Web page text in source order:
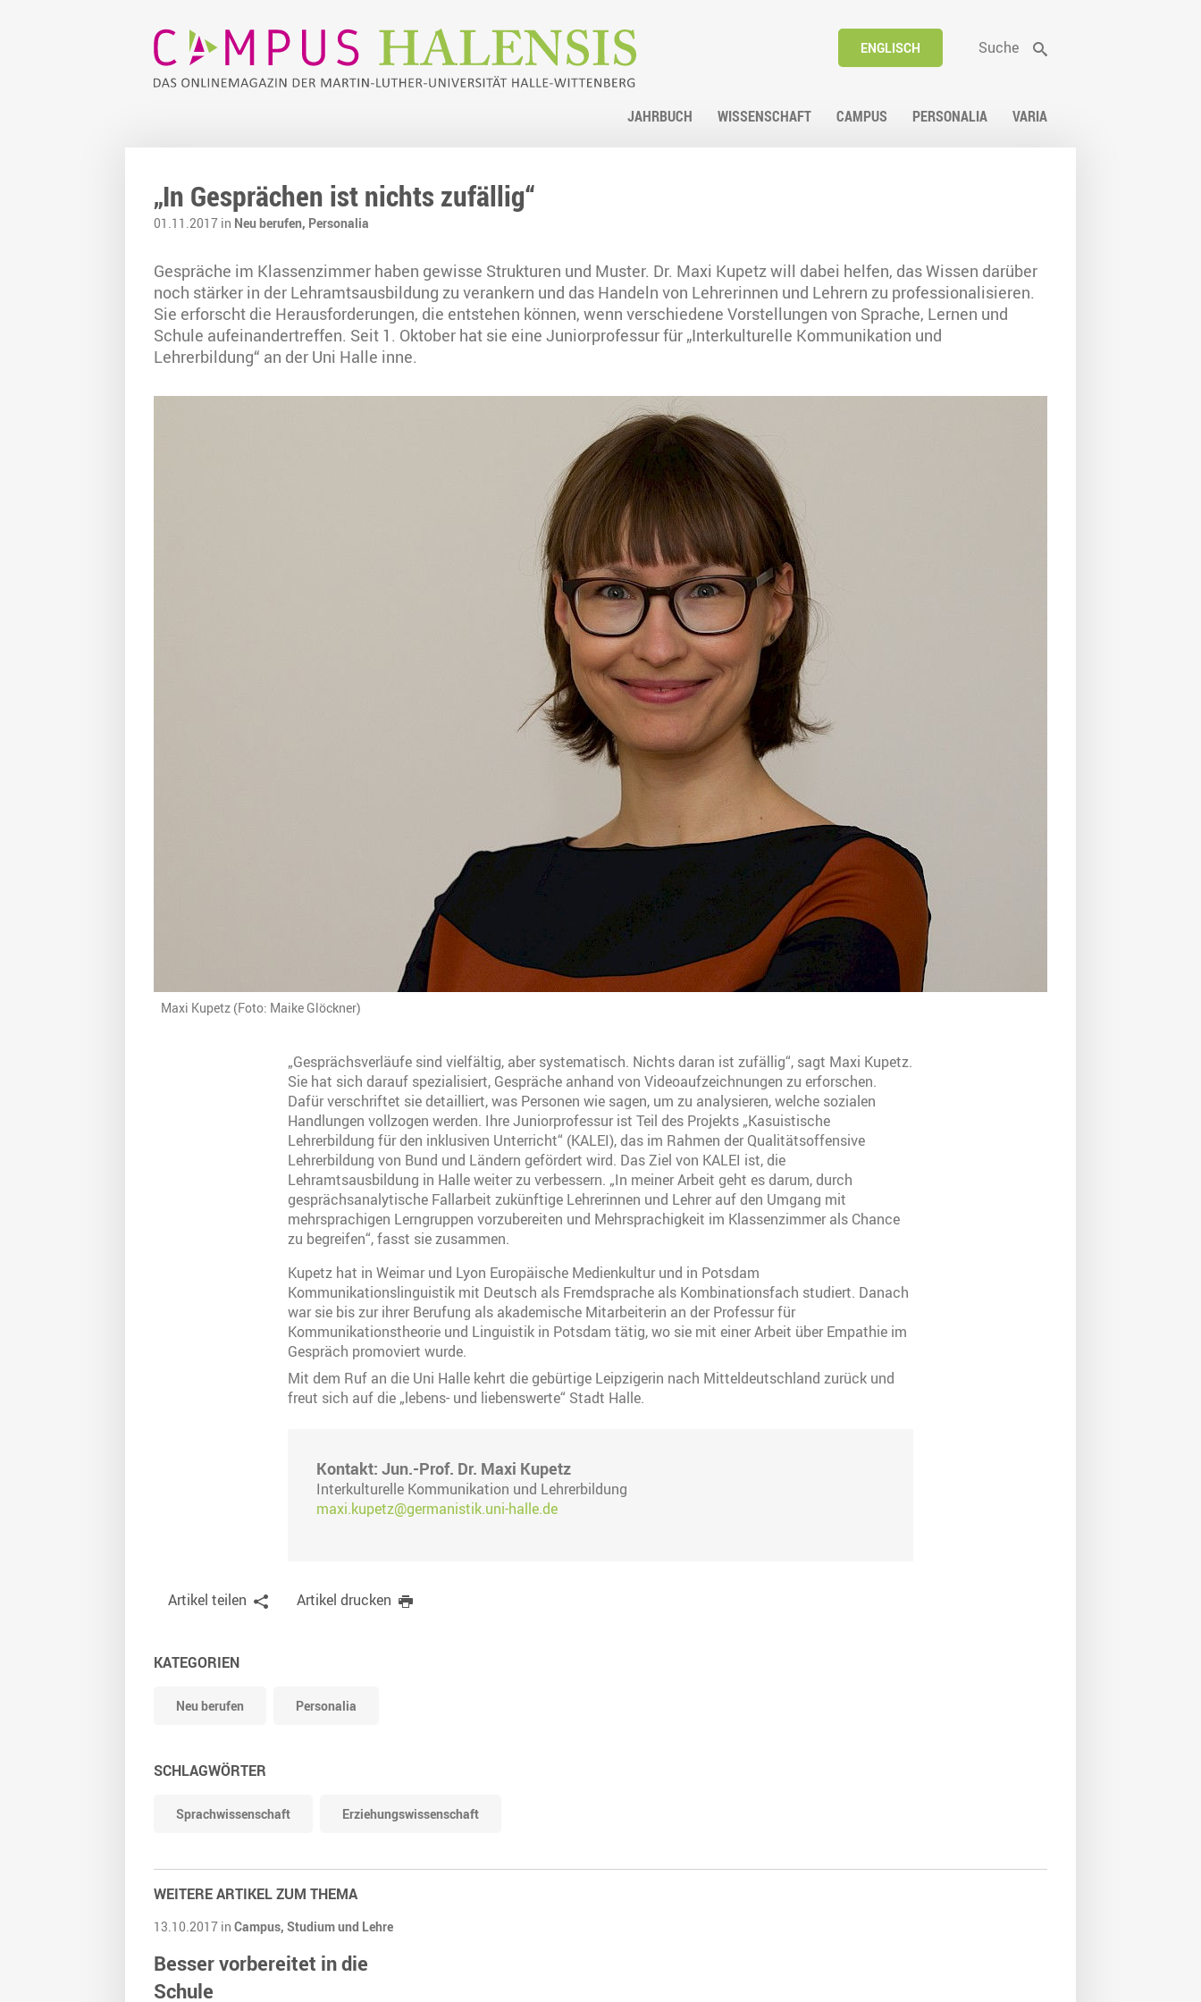
ENGLISCH Suche
JAHRBUCH WISSENSCHAFT CAMPUS PERSONALIA VARIA
„In Gesprächen ist nichts zufällig“
01.11.2017 in Neu berufen, Personalia
Gespräche im Klassenzimmer haben gewisse Strukturen und Muster. Dr. Maxi Kupetz will dabei helfen, das Wissen darüber
noch stärker in der Lehramtsausbildung zu verankern und das Handeln von Lehrerinnen und Lehrern zu professionalisieren.
Sie erforscht die Herausforderungen, die entstehen können, wenn verschiedene Vorstellungen von Sprache, Lernen und
Schule aufeinandertreffen. Seit 1. Oktober hat sie eine Juniorprofessur für „Interkulturelle Kommunikation und
Lehrerbildung“ an der Uni Halle inne.
Maxi Kupetz (Foto: Maike Glöckner)
„Gesprächsverläufe sind vielfältig, aber systematisch. Nichts daran ist zufällig“, sagt Maxi Kupetz.
Sie hat sich darauf spezialisiert, Gespräche anhand von Videoaufzeichnungen zu erforschen.
Dafür verschriftet sie detailliert, was Personen wie sagen, um zu analysieren, welche sozialen
Handlungen vollzogen werden. Ihre Juniorprofessur ist Teil des Projekts „Kasuistische
Lehrerbildung für den inklusiven Unterricht“ (KALEI), das im Rahmen der Qualitätsoffensive
Lehrerbildung von Bund und Ländern gefördert wird. Das Ziel von KALEI ist, die
Lehramtsausbildung in Halle weiter zu verbessern. „In meiner Arbeit geht es darum, durch
gesprächsanalytische Fallarbeit zukünftige Lehrerinnen und Lehrer auf den Umgang mit
mehrsprachigen Lerngruppen vorzubereiten und Mehrsprachigkeit im Klassenzimmer als Chance
zu begreifen“, fasst sie zusammen.
Kupetz hat in Weimar und Lyon Europäische Medienkultur und in Potsdam
Kommunikationslinguistik mit Deutsch als Fremdsprache als Kombinationsfach studiert. Danach
war sie bis zur ihrer Berufung als akademische Mitarbeiterin an der Professur für
Kommunikationstheorie und Linguistik in Potsdam tätig, wo sie mit einer Arbeit über Empathie im
Gespräch promoviert wurde.
Mit dem Ruf an die Uni Halle kehrt die gebürtige Leipzigerin nach Mitteldeutschland zurück und
freut sich auf die „lebens- und liebenswerte“ Stadt Halle.
Kontakt: Jun.-Prof. Dr. Maxi Kupetz
Interkulturelle Kommunikation und Lehrerbildung
maxi.kupetz@germanistik.uni-halle.de
Artikel teilen Artikel drucken
KATEGORIEN
Neu berufen Personalia
SCHLAGWÖRTER
Sprachwissenschaft Erziehungswissenschaft
WEITERE ARTIKEL ZUM THEMA
13.10.2017 in Campus, Studium und Lehre
Besser vorbereitet in die
Schule